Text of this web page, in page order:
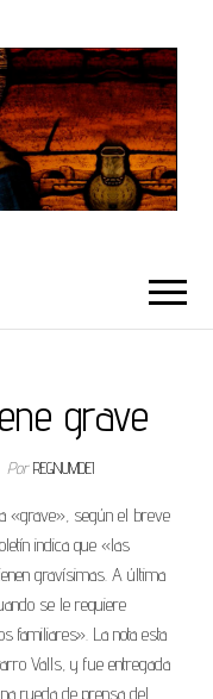
grave
Por REGNUMDEI
«grave», según el breve
indica que «las
gravísimas. A última
se le requiere
familiares». La nota esta
Valls, y fue entregada
rueda de prensa del